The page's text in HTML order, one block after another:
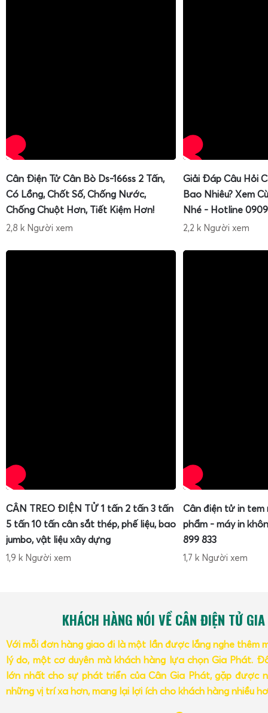
Cân Điện Tử Cân Bò Ds-166ss 2 Tấn,
Có Lồng, Chốt Số, Chống Nước,
Chống Chuột Hơn, Tiết Kiệm Hơn!
2,8 k Người xem
Giải Đáp Câu Hỏi
Bao Nhiêu? Xem
Nhé - Hotline
2,2 k Người xem
CÂN TREO ĐIỆN TỬ 1 tấn 2 tấn 3 tấn
5 tấn 10 tấn cân sắt thép, phế liệu, bao
jumbo, vật liệu xây dựng
1,9 k Người xem
Cân điện tử in tem
phẩm - máy in
899 833
1,7 k Người xem
KHÁCH HÀNG NÓI VỀ CÂN ĐIỆN TỬ
Với mỗi đơn hàng giao đi là một lần được lắng nghe thêm
lý do, một cơ duyên mà khách hàng lựa chọn Gia Phát.
lớn nhất cho sự phát triển của Cân Gia Phát, gặp được
những vị trí xa hơn, mang lại lợi ích cho khách hàng nhiều